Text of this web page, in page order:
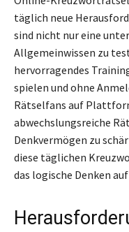
täglich neue
sind nicht nur eine
Allgemeinwissen zu
hervorragendes
spielen und ohne
Rätselfans auf
abwechslungsreiche
Denkvermögen zu
diese täglichen
das logische Denken